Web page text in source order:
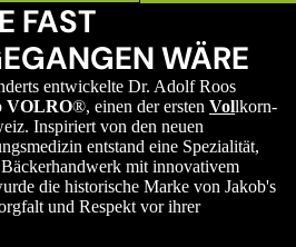
FAST
WÄRE
entwickelte Dr. Adolf Roos
VOLRO®, einen der ersten Vollkorn-
Inspiriert von den neuen
entstand eine Spezialität,
mit innovativem
die historische Marke von Jakob's
und Respekt vor ihrer